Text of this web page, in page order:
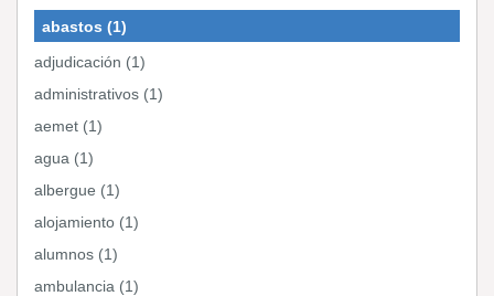
abastos (1)
adjudicación (1)
administrativos (1)
aemet (1)
agua (1)
albergue (1)
alojamiento (1)
alumnos (1)
ambulancia (1)